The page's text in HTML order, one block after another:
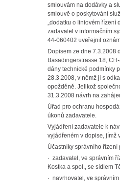
smlouvám na dodávky a
smlouvě o poskytování
„dodatku o liniovém řízení
zadavatel v informačním
44-060402 uveřejnil
Dopisem ze dne 7.3.2008
Basadingerstrasse 18,
dány technické podmínky
28.3.2008, v němž jí s
opožděně. Jelikož
31.3.2008 návrh na
Úřad pro ochranu
úkonů zadavatele.
Vyjádření zadavatele k
vyjádřeném v dopise, jímž
Účastníky správního
· zadavatel, ve správním
Kostka a spol., se sídlem
· navrhovatel, ve